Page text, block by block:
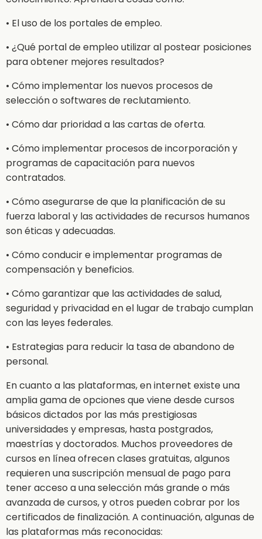
• El uso de los portales de empleo.
• ¿Qué portal de empleo utilizar al postear posiciones
para obtener mejores resultados?
• Cómo implementar los nuevos procesos de
selección o softwares de reclutamiento.
• Cómo dar prioridad a las cartas de oferta.
• Cómo implementar procesos de incorporación y
programas de capacitación para nuevos
contratados.
• Cómo asegurarse de que la planificación de su
fuerza laboral y las actividades de recursos humanos
son éticas y adecuadas.
• Cómo conducir e implementar programas de
compensación y beneficios.
• Cómo garantizar que las actividades de salud,
seguridad y privacidad en el lugar de trabajo cumplan
con las leyes federales.
• Estrategias para reducir la tasa de abandono de
personal.
En cuanto a las plataformas, en internet existe una
amplia gama de opciones que viene desde cursos
básicos dictados por las más prestigiosas
universidades y empresas, hasta postgrados,
maestrías y doctorados. Muchos proveedores de
cursos en línea ofrecen clases gratuitas, algunos
requieren una suscripción mensual de pago para
tener acceso a una selección más grande o más
avanzada de cursos, y otros pueden cobrar por los
certificados de finalización. A continuación, algunas de
las plataformas más reconocidas: